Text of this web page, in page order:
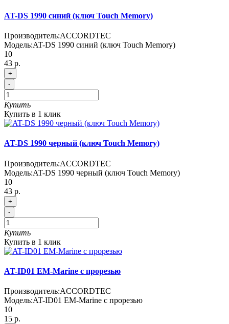
AT-DS 1990 синий (ключ Touch Memory)
Производитель:ACCORDTEC
Модель:AT-DS 1990 синий (ключ Touch Memory)
10
43 р.
+
-
Купить
Купить в 1 клик
AT-DS 1990 черный (ключ Touch Memory)
Производитель:ACCORDTEC
Модель:AT-DS 1990 черный (ключ Touch Memory)
10
43 р.
+
-
Купить
Купить в 1 клик
AT-ID01 EM-Marine с прорезью
Производитель:ACCORDTEC
Модель:AT-ID01 EM-Marine с прорезью
10
15 р.